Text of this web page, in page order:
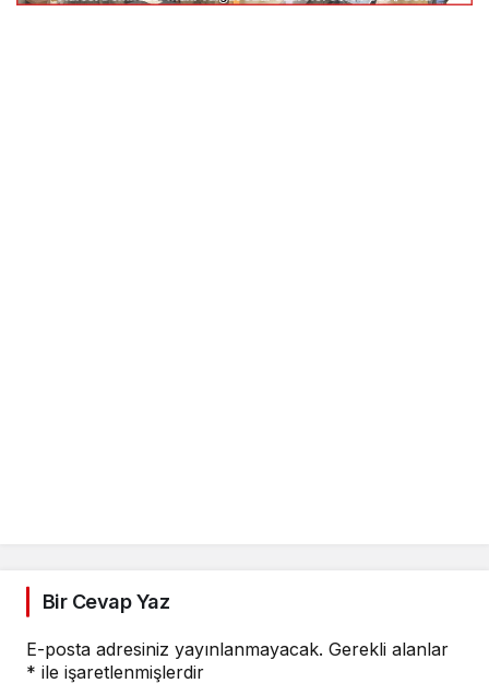
Bir Cevap Yaz
E-posta adresiniz yayınlanmayacak. Gerekli alanlar
* ile işaretlenmişlerdir